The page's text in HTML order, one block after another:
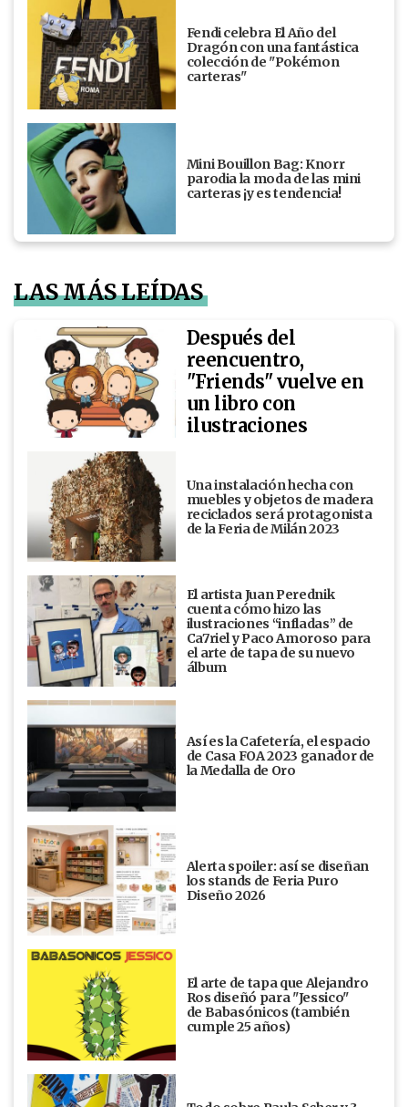
Fendi celebra El Año del
Dragón con una fantástica
colección de "Pokémon
carteras"
Mini Bouillon Bag: Knorr
parodia la moda de las mini
carteras ¡y es tendencia!
LAS MÁS LEÍDAS
Después del
reencuentro,
"Friends" vuelve en
un libro con
ilustraciones
Una instalación hecha con
muebles y objetos de madera
reciclados será protagonista
de la Feria de Milán 2023
El artista Juan Perednik
cuenta cómo hizo las
ilustraciones “infladas” de
Ca7riel y Paco Amoroso para
el arte de tapa de su nuevo
álbum
Así es la Cafetería, el espacio
de Casa FOA 2023 ganador de
la Medalla de Oro
Alerta spoiler: así se diseñan
los stands de Feria Puro
Diseño 2026
El arte de tapa que Alejandro
Ros diseñó para "Jessico"
de Babasónicos (también
cumple 25 años)